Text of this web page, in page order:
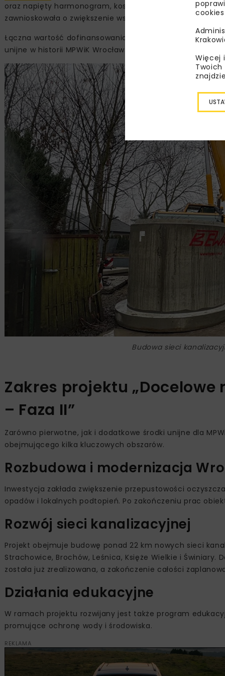
oraz napięty harmonogram, koszty realizacji okazały się
zawnioskowała o zwiększenie wsparcia z Programu
Łączna wartość dofinansowania wzrosła o 67 mln zł i
unijne w historii MPWiK Wrocław.
Budowa sieci
Zakres projektu
– Faza II”
Zarówno pierwotne, jak i dodatkowe środki unijne dla
obejmującego kilka kluczowych obszarów.
Rozbudowa i modernizacja
Inwestycja zakłada zwiększenie przepustowości
opadów i lokalnych podtopień. Po zakończeniu prac
Rozwój sieci kanalizacyjnej
Projekt obejmuje budowę ponad 22 km nowych sieci
Strachowice, Brochów, Leśnica, Księże Wielkie i
została już zrealizowana, a zakończenie całości
Działania edukacyjne
W ramach projektu rozwijany jest także program
promujące ochronę wody i środowiska.
REKLAMA
Więcej